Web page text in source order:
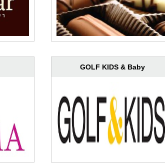
GOLF KIDS & Baby